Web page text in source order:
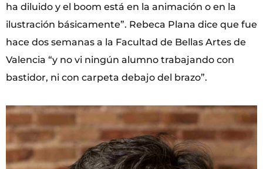
ha diluido y el boom está en la animación o en la
ilustración básicamente”. Rebeca Plana dice que fue
hace dos semanas a la Facultad de Bellas Artes de
Valencia “y no vi ningún alumno trabajando con
bastidor, ni con carpeta debajo del brazo”.